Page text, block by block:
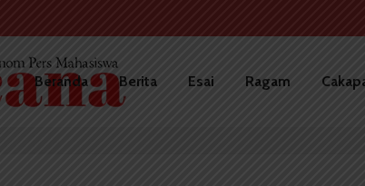
Beranda Berita Esai Ragam